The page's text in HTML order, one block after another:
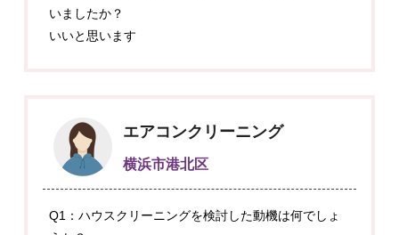
いましたか？
いいと思います
エアコンクリーニング
横浜市港北区
Q1：ハウスクリーニングを検討した動機は何でしょ